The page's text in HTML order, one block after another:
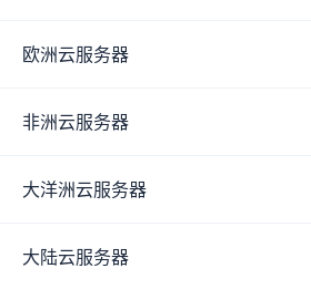
欧洲云服务器
非洲云服务器
大洋洲云服务器
大陆云服务器